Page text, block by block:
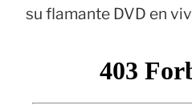
su flamante DVD en